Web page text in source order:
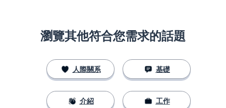
瀏覽其他符合您需求的話題
人際關系
介紹
基礎
工作